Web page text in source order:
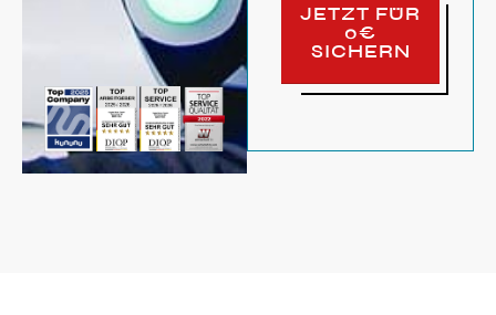
JETZT FÜR
0€
SICHERN